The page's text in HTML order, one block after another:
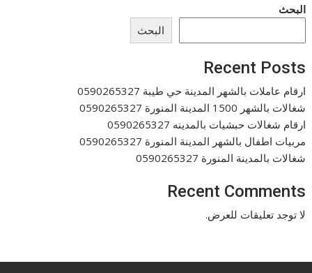
البحث
البحث
Recent Posts
ارقام عاملات بالشهر المدينة حي طيبة 0590265327
شغالات بالشهر 1500 المدينة المنورة 0590265327
ارقام شغالات حبشيات بالمدينه 0590265327
مربيات اطفال بالشهر المدينة المنورة 0590265327
شغالات بالمدينة المنورة 0590265327
Recent Comments
لا توجد تعليقات للعرض.